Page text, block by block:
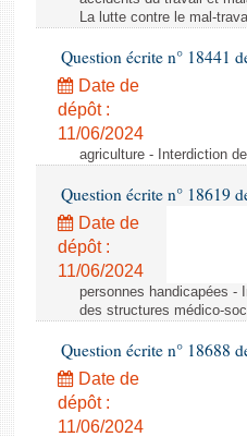
La lutte contre le mal-
Question écrite n° 18441
Date de
dépôt :
11/06/2024
agriculture - Interdiction
Question écrite n° 18619
Date de
dépôt :
11/06/2024
personnes handicapées -
des structures médico-
Question écrite n° 18688
Date de
dépôt :
11/06/2024